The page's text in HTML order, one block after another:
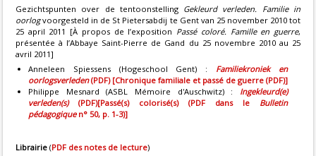
Gezichtspunten over de tentoonstelling Gekleurd verleden. Familie in
oorlogvoorgesteld in de St Pietersabdij te Gent van 25 november 2010 tot
25 april 2011 [À propos de l’exposition Passé coloré. Famille en guerre,
présentée à l’Abbaye Saint-Pierre de Gand du 25 novembre 2010 au 25
avril 2011]
Anneleen Spiessens (Hogeschool Gent) : Familiekroniek en
oorlogsverleden(PDF) [Chronique familiale et passé de guerre (PDF)]
Philippe Mesnard (ASBL Mémoire d'Auschwitz) : Ingekleurd(e)
verleden(s)(PDF)[Passé(s) colorisé(s) (PDF dans le Bulletin
pédagogiquen° 50, p. 1-3)]
Librairie (PDF des notes de lecture)